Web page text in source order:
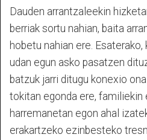
Dauden arrantzaleekin
berriak sortu nahian, baita
hobetu nahian ere.
udan egun asko pasatzen
batzuk jarri ditugu konexio
tokitan egonda ere, familiekin
harremanetan egon ahal
erakartzeko ezinbesteko